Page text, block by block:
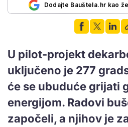
Dodajte Bauštela.hr kao
U pilot-projekt
uključeno je 277
će se ubuduće grijati
energijom. Radovi
započeli, a njihov je